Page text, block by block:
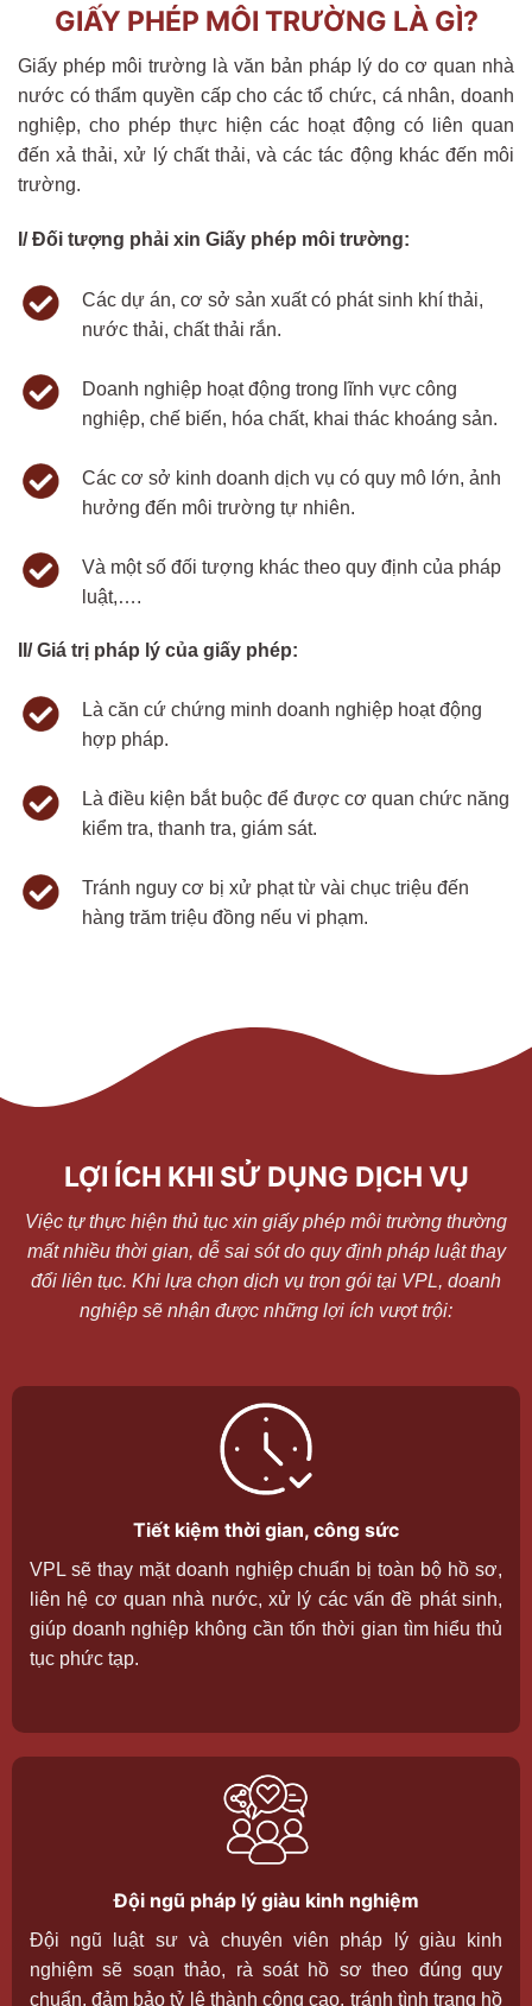
GIẤY PHÉP MÔI TRƯỜNG LÀ GÌ?
Giấy phép môi trường là văn bản pháp lý do cơ quan nhà
nước có thẩm quyền cấp cho các tổ chức, cá nhân, doanh
nghiệp, cho phép thực hiện các hoạt động có liên quan
đến xả thải, xử lý chất thải, và các tác động khác đến môi
trường.
I/ Đối tượng phải xin Giấy phép môi trường:
Các dự án, cơ sở sản xuất có phát sinh khí thải,
nước thải, chất thải rắn.
Doanh nghiệp hoạt động trong lĩnh vực công
nghiệp, chế biến, hóa chất, khai thác khoáng sản.
Các cơ sở kinh doanh dịch vụ có quy mô lớn, ảnh
hưởng đến môi trường tự nhiên.
Và một số đối tượng khác theo quy định của pháp
luật,….
II/ Giá trị pháp lý của giấy phép:
Là căn cứ chứng minh doanh nghiệp hoạt động
hợp pháp.
Là điều kiện bắt buộc để được cơ quan chức năng
kiểm tra, thanh tra, giám sát.
Tránh nguy cơ bị xử phạt từ vài chục triệu đến
hàng trăm triệu đồng nếu vi phạm.
LỢI ÍCH KHI SỬ DỤNG DỊCH VỤ
Việc tự thực hiện thủ tục xin giấy phép môi trường thường
mất nhiều thời gian, dễ sai sót do quy định pháp luật thay
đổi liên tục. Khi lựa chọn dịch vụ trọn gói tại VPL, doanh
nghiệp sẽ nhận được những lợi ích vượt trội:
Tiết kiệm thời gian, công sức
VPL sẽ thay mặt doanh nghiệp chuẩn bị toàn bộ hồ sơ,
liên hệ cơ quan nhà nước, xử lý các vấn đề phát sinh,
giúp doanh nghiệp không cần tốn thời gian tìm hiểu thủ
tục phức tạp.
Đội ngũ pháp lý giàu kinh nghiệm
Đội ngũ luật sư và chuyên viên pháp lý giàu kinh
nghiệm sẽ soạn thảo, rà soát hồ sơ theo đúng quy
chuẩn, đảm bảo tỷ lệ thành công cao, tránh tình trạng hồ